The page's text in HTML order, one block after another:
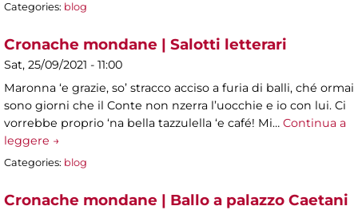
Categories: blog
Cronache mondane | Salotti letterari
Sat, 25/09/2021 - 11:00
Maronna ‘e grazie, so’ stracco acciso a furia di balli, ché ormai
sono giorni che il Conte non nzerra l’uocchie e io con lui. Ci
vorrebbe proprio ‘na bella tazzulella ‘e café! Mi… Continua a
leggere →
Categories: blog
Cronache mondane | Ballo a palazzo Caetani